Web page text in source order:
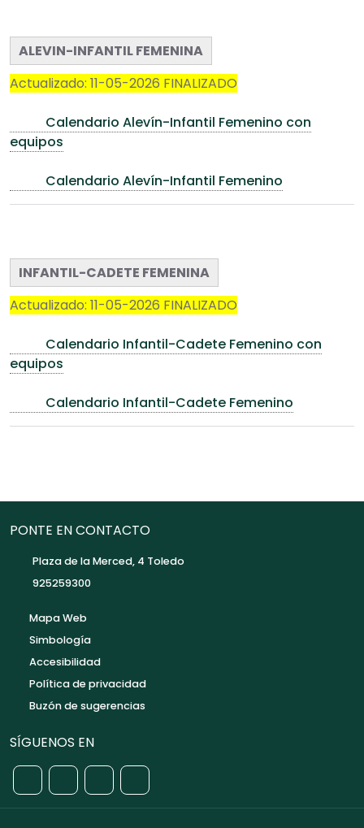
ALEVIN-INFANTIL FEMENINA
Actualizado: 11-05-2026 FINALIZADO
Calendario Alevín-Infantil Femenino con
equipos
Calendario Alevín-Infantil Femenino
INFANTIL-CADETE FEMENINA
Actualizado: 11-05-2026 FINALIZADO
Calendario Infantil-Cadete Femenino con
equipos
Calendario Infantil-Cadete Femenino
PONTE EN CONTACTO
Plaza de la Merced, 4 Toledo
925259300
Mapa Web
Simbología
Accesibilidad
Política de privacidad
Buzón de sugerencias
SÍGUENOS EN